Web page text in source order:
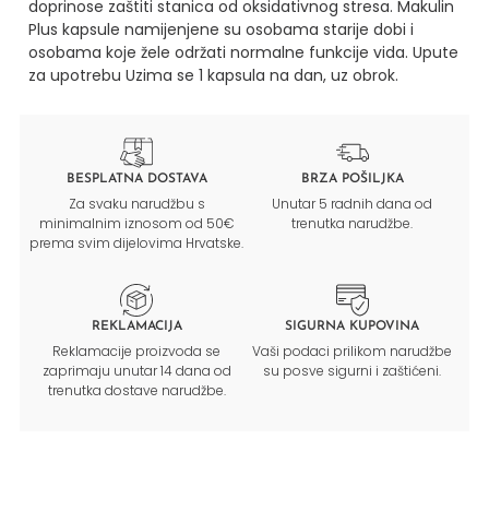
doprinose zaštiti stanica od oksidativnog stresa. Makulin
Plus kapsule namijenjene su osobama starije dobi i
osobama koje žele održati normalne funkcije vida. Upute
za upotrebu Uzima se 1 kapsula na dan, uz obrok.
BESPLATNA DOSTAVA
Za svaku narudžbu s
minimalnim iznosom od 50€
prema svim dijelovima Hrvatske.
BRZA POŠILJKA
Unutar 5 radnih dana od
trenutka narudžbe.
REKLAMACIJA
Reklamacije proizvoda se
zaprimaju unutar 14 dana od
trenutka dostave narudžbe.
SIGURNA KUPOVINA
Vaši podaci prilikom narudžbe
su posve sigurni i zaštićeni.